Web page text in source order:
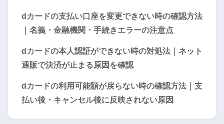
dカードの支払い口座を変更できない時の確認方法
｜名義・金融機関・手続きエラーの注意点
dカードの本人認証ができない時の対処法｜ネット
通販で決済が止まる原因を確認
dカードの利用可能額が戻らない時の確認方法｜支
払い後・キャンセル後に反映されない原因